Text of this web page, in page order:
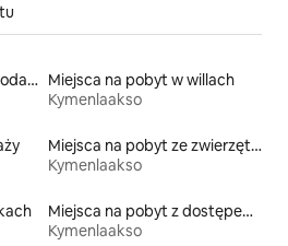
Miejsca na pobyt w gospodarstwach agroturystycznych Miejsca na pobyt w willach
Kymenlaakso
Miejsca na pobyt ze zwierzętami
Kymenlaakso
Miejsca na pobyt z dostępem do plaży
Kymenlaakso